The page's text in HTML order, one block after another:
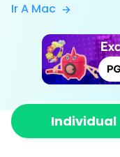
Ir A Mac
Individual